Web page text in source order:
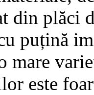
plăci
puțină
mare
este